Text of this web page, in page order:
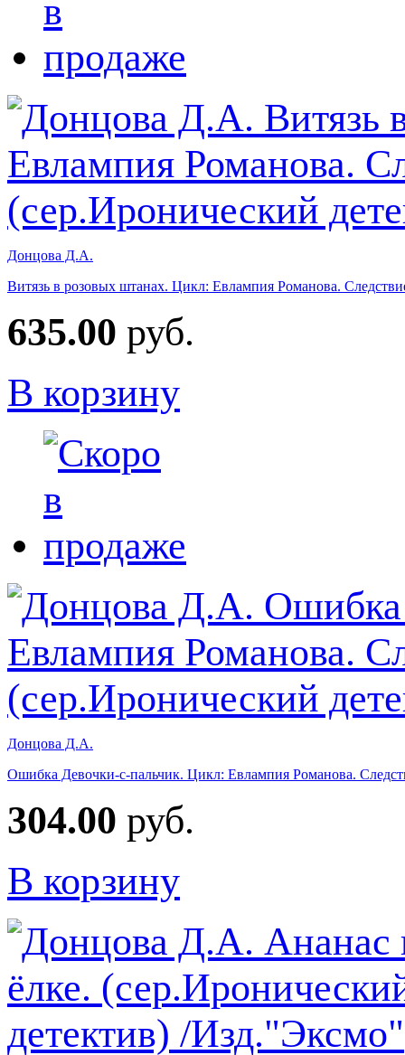
Донцова Д.А.
Витязь в розовых штанах. Цикл: Евлампия Романова.
635.00 руб.
В корзину
Донцова Д.А.
Ошибка Девочки-с-пальчик. Цикл: Евлампия Романова.
304.00 руб.
В корзину